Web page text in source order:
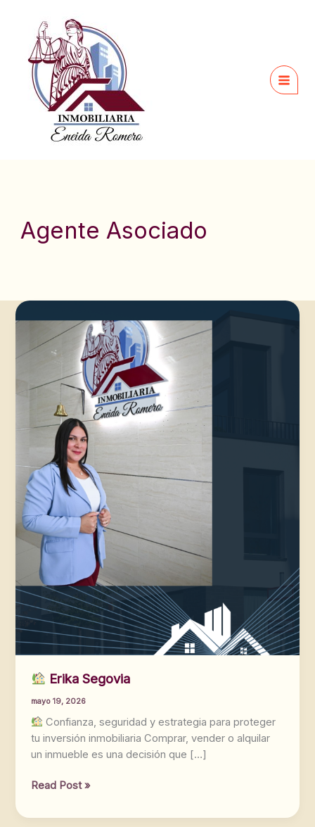
contenido
Agente Asociado
Erika Segovia
mayo 19, 2026
Confianza, seguridad y estrategia para proteger
tu inversión inmobiliaria Comprar, vender o alquilar
un inmueble es una decisión que […]
Segovia
Read Post »